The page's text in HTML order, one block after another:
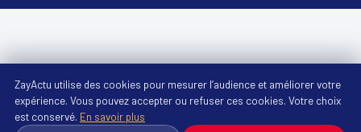
ZayActu utilise des cookies pour mesurer l’audience et améliorer votre
expérience. Vous pouvez accepter ou refuser ces cookies. Votre choix
est conservé. En savoir plus